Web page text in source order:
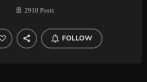
2910 Posts
FOLLOW